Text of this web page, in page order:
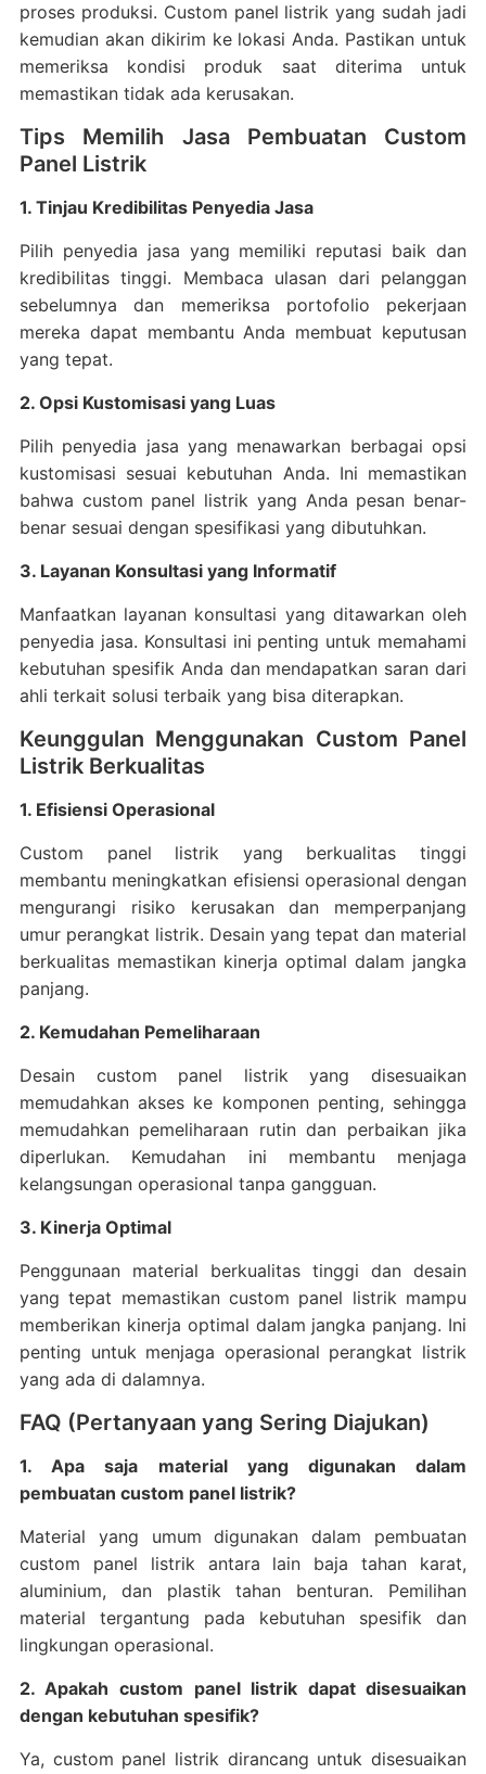
proses produksi. Custom panel listrik yang sudah jadi
kemudian akan dikirim ke lokasi Anda. Pastikan untuk
memeriksa kondisi produk saat diterima untuk
memastikan tidak ada kerusakan.
Tips Memilih Jasa Pembuatan Custom
Panel Listrik
1. Tinjau Kredibilitas Penyedia Jasa
Pilih penyedia jasa yang memiliki reputasi baik dan
kredibilitas tinggi. Membaca ulasan dari pelanggan
sebelumnya dan memeriksa portofolio pekerjaan
mereka dapat membantu Anda membuat keputusan
yang tepat.
2. Opsi Kustomisasi yang Luas
Pilih penyedia jasa yang menawarkan berbagai opsi
kustomisasi sesuai kebutuhan Anda. Ini memastikan
bahwa custom panel listrik yang Anda pesan benar-
benar sesuai dengan spesifikasi yang dibutuhkan.
3. Layanan Konsultasi yang Informatif
Manfaatkan layanan konsultasi yang ditawarkan oleh
penyedia jasa. Konsultasi ini penting untuk memahami
kebutuhan spesifik Anda dan mendapatkan saran dari
ahli terkait solusi terbaik yang bisa diterapkan.
Keunggulan Menggunakan Custom Panel
Listrik Berkualitas
1. Efisiensi Operasional
Custom panel listrik yang berkualitas tinggi
membantu meningkatkan efisiensi operasional dengan
mengurangi risiko kerusakan dan memperpanjang
umur perangkat listrik. Desain yang tepat dan material
berkualitas memastikan kinerja optimal dalam jangka
panjang.
2. Kemudahan Pemeliharaan
Desain custom panel listrik yang disesuaikan
memudahkan akses ke komponen penting, sehingga
memudahkan pemeliharaan rutin dan perbaikan jika
diperlukan. Kemudahan ini membantu menjaga
kelangsungan operasional tanpa gangguan.
3. Kinerja Optimal
Penggunaan material berkualitas tinggi dan desain
yang tepat memastikan custom panel listrik mampu
memberikan kinerja optimal dalam jangka panjang. Ini
penting untuk menjaga operasional perangkat listrik
yang ada di dalamnya.
FAQ (Pertanyaan yang Sering Diajukan)
1. Apa saja material yang digunakan dalam
pembuatan custom panel listrik?
Material yang umum digunakan dalam pembuatan
custom panel listrik antara lain baja tahan karat,
aluminium, dan plastik tahan benturan. Pemilihan
material tergantung pada kebutuhan spesifik dan
lingkungan operasional.
2. Apakah custom panel listrik dapat disesuaikan
dengan kebutuhan spesifik?
Ya, custom panel listrik dirancang untuk disesuaikan